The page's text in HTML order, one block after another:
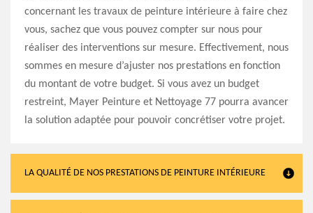
concernant les travaux de peinture intérieure à faire chez
vous, sachez que vous pouvez compter sur nous pour
réaliser des interventions sur mesure. Effectivement, nous
sommes en mesure d’ajuster nos prestations en fonction
du montant de votre budget. Si vous avez un budget
restreint, Mayer Peinture et Nettoyage 77 pourra avancer
la solution adaptée pour pouvoir concrétiser votre projet.
LA QUALITÉ DE NOS PRESTATIONS DE PEINTURE INTÉRIEURE